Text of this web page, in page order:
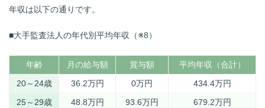
年収は以下の通りです。
■大手監査法人の年代別平均年収（※8）
年齢 月の給与額 賞与額
平均年収（合計）
20～24歳
36.2万円 0万円
434.4万円
25～29歳
48.8万円 93.6万円 679.2万円